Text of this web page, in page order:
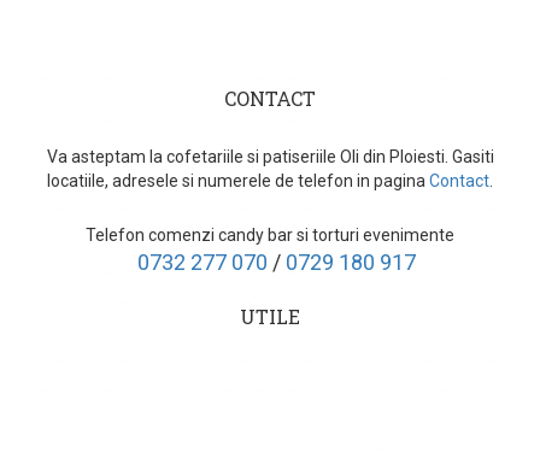
CONTACT
Va asteptam la cofetariile si patiseriile Oli din Ploiesti. Gasiti
locatiile, adresele si numerele de telefon in pagina Contact
Telefon comenzi candy bar si torturi evenimente
0732 277 070 / 0729 180 917
UTILE